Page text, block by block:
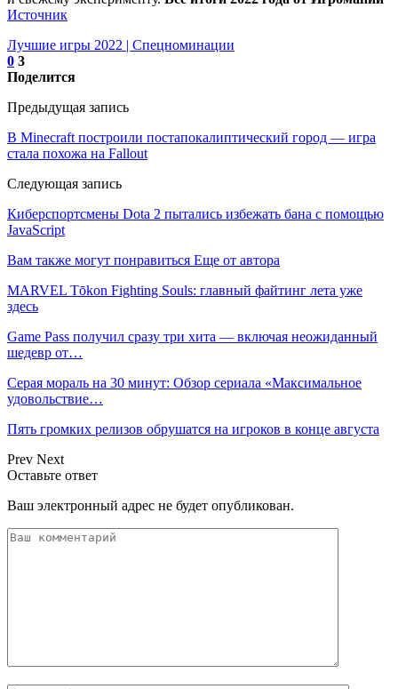
Источник
Лучшие игры 2022 | Спецноминации
0 3
Поделится
Предыдущая запись
В Minecraft построили постапокалиптический город — игра
стала похожа на Fallout
Следующая запись
Киберспортсмены Dota 2 пытались избежать бана с помощью
JavaScript
Вам также могут понравиться Еще от автора
MARVEL Tōkon Fighting Souls: главный файтинг лета уже
здесь
Game Pass получил сразу три хита — включая неожиданный
шедевр от…
Серая мораль на 30 минут: Обзор сериала «Максимальное
удовольствие…
Пять громких релизов обрушатся на игроков в конце августа
Prev Next
Оставьте ответ
Ваш электронный адрес не будет опубликован.